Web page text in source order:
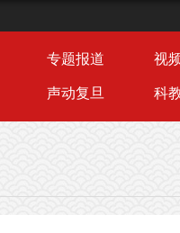
专题报道 视
声动复旦 科